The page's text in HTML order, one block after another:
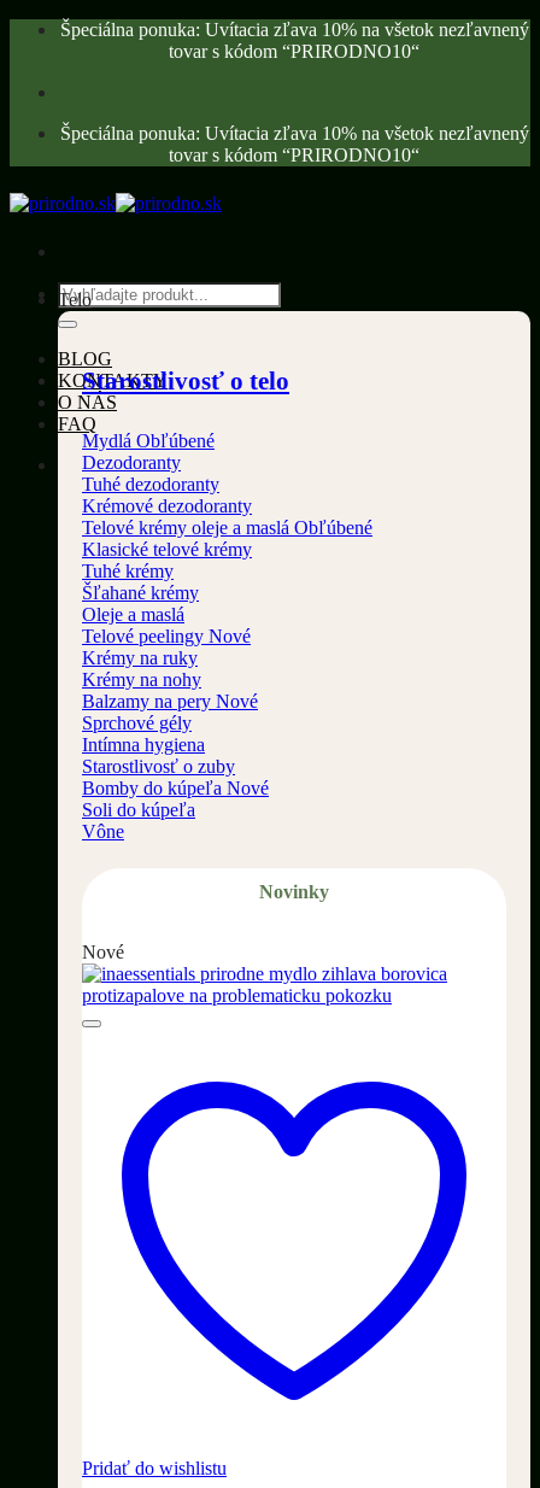
Skip
Špeciálna ponuka: Uvítacia zľava 10% na všetok nezľavnený
tovar s kódom “PRIRODNO10“
Špeciálna ponuka: Uvítacia zľava 10% na všetok nezľavnený
tovar s kódom “PRIRODNO10“
Hľadať:
BLOG
KONTAKTY
O NÁS
FAQ
Telo
Starostlivosť o telo
Mydlá
Dezodoranty
Tuhé dezodoranty
Krémové dezodoranty
Telové krémy oleje a maslá
Klasické telové krémy
Tuhé krémy
Šľahané krémy
Oleje a maslá
Telové peelingy
Krémy na ruky
Krémy na nohy
Balzamy na pery
Sprchové gély
Intímna hygiena
Starostlivosť o zuby
Bomby do kúpeľa
Soli do kúpeľa
Vône
Novinky
Nové
Pridať do wishlistu